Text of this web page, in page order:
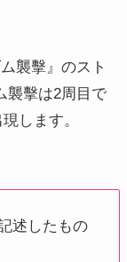
襲擊』のスト
襲擊は2周目で
します。
述したもの